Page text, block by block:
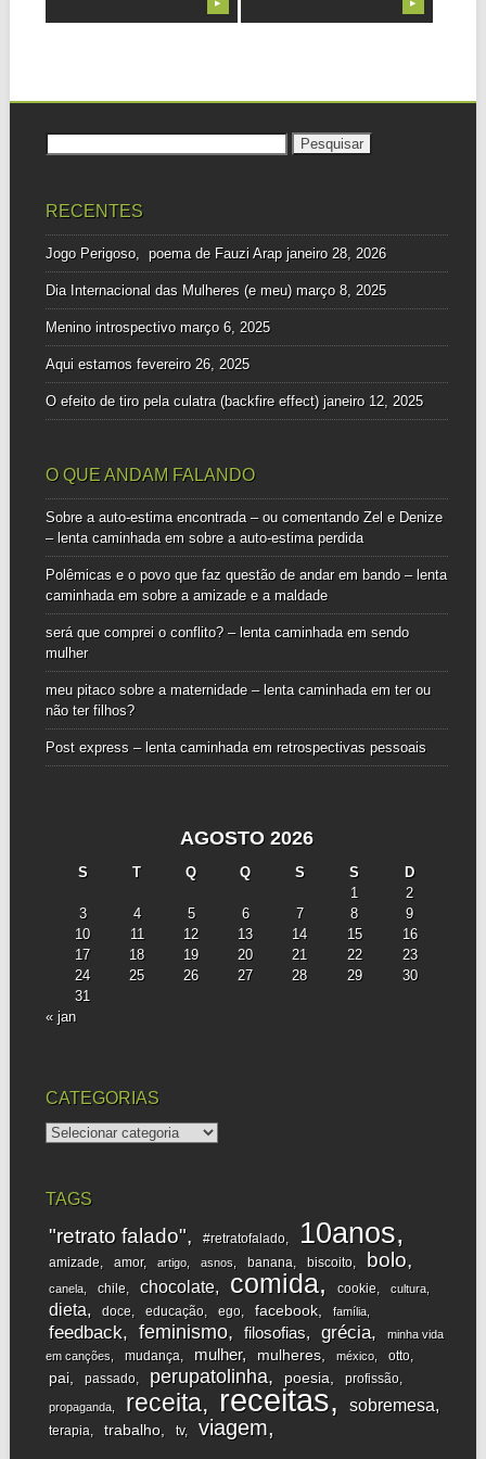
▶ ▶
RECENTES
Jogo Perigoso, poema de Fauzi Arap janeiro 28, 2026
Dia Internacional das Mulheres (e meu) março 8, 2025
Menino introspectivo março 6, 2025
Aqui estamos fevereiro 26, 2025
O efeito de tiro pela culatra (backfire effect) janeiro 12, 2025
O QUE ANDAM FALANDO
Sobre a auto-estima encontrada – ou comentando Zel e Denize
– lenta caminhadaem sobre a auto-estima perdida
Polêmicas e o povo que faz questão de andar em bando – lenta
caminhadaem sobre a amizade e a maldade
será que comprei o conflito? – lenta caminhadaem sendo
mulher
meu pitaco sobre a maternidade – lenta caminhadaem ter ou
não ter filhos?
Post express – lenta caminhadaem retrospectivas pessoais
AGOSTO 2026
S T Q Q S S
D
1
2
3
4 5 6 7 8
9
10
11 12 13 14 15
16
17
18 19 20 21 22
23
24
25 26 27 28 29
30
31
« jan
CATEGORIAS
categorias
TAGS
"retrato falado" #retratofalado 10anos
amizade amor artigo asnos banana biscoito bolo
canela chile chocolate comida cookie cultura
dieta doce educação ego facebook família
feedback feminismo filosofias grécia
minha vida
em canções
mudança mulher mulheres méxico otto
pai passado perupatolinha poesia profissão
propaganda receita receitas sobremesa
terapia trabalho tv viagem